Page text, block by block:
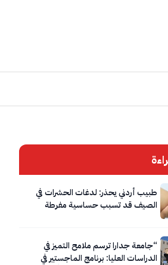
طبيب أردني يحذر: لدغات الحشرات في
الصيف قد تسبب حساسية مفرطة
“جامعة جدارا ترسم ملامح التميز في
الدراسات العليا: برنامج الماجستير في